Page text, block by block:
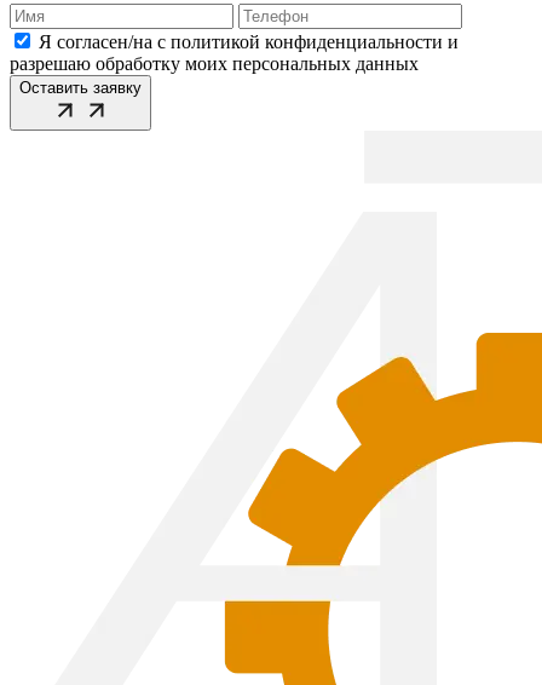
Я согласен/на с политикой конфиденциальности и
разрешаю обработку моих персональных данных
Оставить заявку